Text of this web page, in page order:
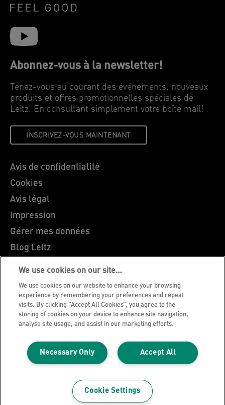
Abonnez-vous à la newsletter!
Tenez-vous au courant des événements, nouveaux
produits et offres promotionnelles spéciales de
Leitz. En consultant simplement votre boîte mail!
INSCRIVEZ-VOUS MAINTENANT
Avis de confidentialité
Cookies
Avis légal
Impression
Gérer mes données
Blog Leitz
Carrières
Leitz EasyPrint
Support client
Guide du recyclage des emballages
Conditions de garantie
Déclarations de conformité
Plan du site
©2026 ACCO Brands
We use cookies on our site…
We use cookies on our website to enhance your browsing
experience by remembering your preferences and repeat
visits. By clicking “Accept All Cookies”, you agree to the
storing of cookies on your device to enhance site navigation,
analyse site usage, and assist in our marketing efforts.
Accept All
Necessary Only
Cookie Settings